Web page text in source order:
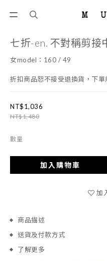
七折-en. 不對稱剪接
女model：160 / 49
折扣商品恕不接受退換貨，下
NT$1,036
NT$1,480
數量
加入購物車
加
商品描述
送貨及付款方式
了解更多